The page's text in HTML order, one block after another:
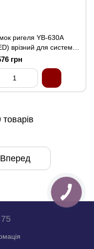
ригеля YB-630A
врізний для системи
доступу
грн
Вперед